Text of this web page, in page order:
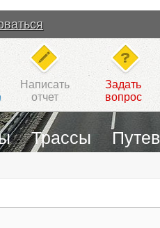
Написать
отчет
Задать
вопрос
Трассы